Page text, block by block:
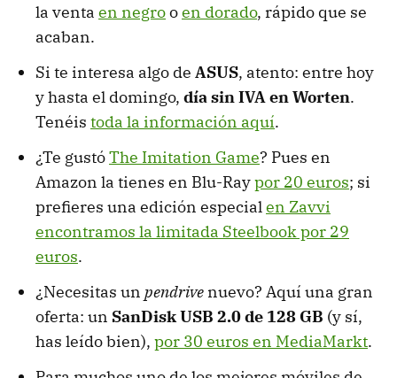
la venta en negrooen dorado, rápido que se
acaban.
Si te interesa algo de ASUS, atento: entre hoy
y hasta el domingo, día sin IVA en Worten.
Tenéis toda la información aquí.
¿Te gustóThe Imitation Game? Pues en
Amazon la tienes en Blu-Raypor 20 euros; si
prefieres una edición especialen Zavvi
encontramos la limitada Steelbook por 29
euros.
¿Necesitas un pendrive nuevo? Aquí una gran
oferta: un SanDisk USB 2.0 de 128 GB (y sí,
has leído bien), por 30 euros en MediaMarkt.